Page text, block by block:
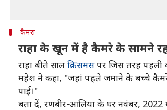
कैमरा
राहा के खून में है कैमरे के सामने
राहा बीते साल क्रिसमसपर जिस तरह पहली
महेश ने कहा, "जहां पहले जमाने के बच्चे
पाई।"
बता दें, रणबीर-आलिया के घर नवंबर, 2022